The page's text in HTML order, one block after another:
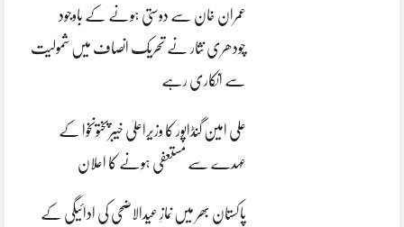
عمران خان سے دوستی ہونے کے باوجود
چودھری نثار نے تحریک انصاف میں شمولیت
سے انکاری رہے
علی امین گنڈاپور کا وزیراعلیٰ خیبرپختونخوا کے
عہدے سے مستعفی ہونے کا اعلان
پاکستان بھر میں نمازِ عیدالاضحی کی ادائیگی کے